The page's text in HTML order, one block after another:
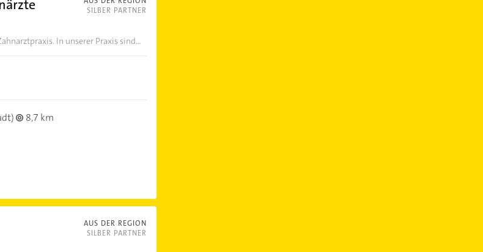
SILBER PARTNER
In unserer Praxis sind...
8,7 km
AUS DER REGION
SILBER PARTNER